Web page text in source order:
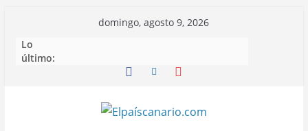
contenido
domingo, agosto 9, 2026
Lo
último: